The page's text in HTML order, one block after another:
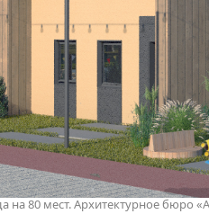
на 80 мест. Архитектурное бюро